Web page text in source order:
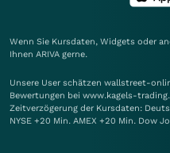
Wenn Sie Kursdaten, Widgets oder
Ihnen ARIVA gerne.
Unsere User schätzen wallstreet-
Bewertungen bei www.kagels-
Zeitverzögerung der Kursdaten:
NYSE +20 Min. AMEX +20 Min. Dow